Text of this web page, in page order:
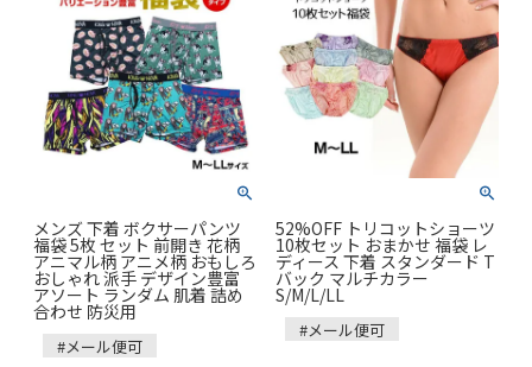
メンズ 下着 ボクサーパンツ
福袋 5枚 セット 前開き 花柄
アニマル柄 アニメ柄 おもしろ
おしゃれ 派手 デザイン豊富
アソート ランダム 肌着 詰め
合わせ 防災用
#メール便可
52%OFF トリコットショーツ
10枚セット おまかせ 福袋 レ
ディース 下着 スタンダード T
バック マルチカラー
S/M/L/LL
#メール便可